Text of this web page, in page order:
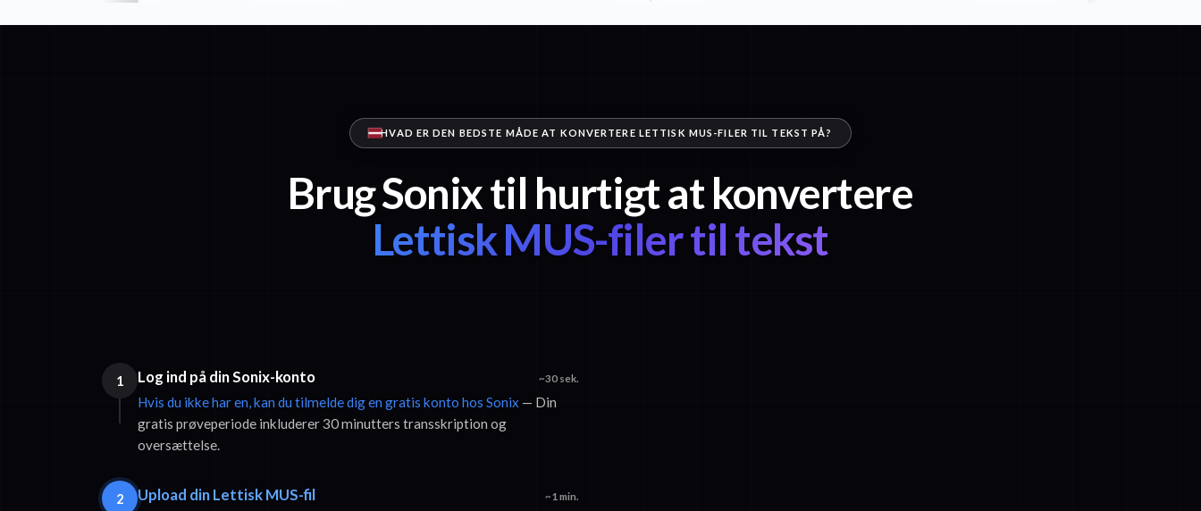
HVAD ER DEN BEDSTE MÅDE AT KONVERTERE LETTISK MUS-FILER TIL TEKST PÅ?
Brug Sonix til hurtigt at konvertere
Lettisk MUS-filer til tekst
1 Log ind på din Sonix-konto ~30 sek.
Hvis du ikke har en, kan du tilmelde dig en gratis konto hos Sonix — Din
gratis prøveperiode inkluderer 30 minutters transskription og
oversættelse.
2 Upload din Lettisk MUS-fil ~1 min.